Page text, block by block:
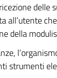
all’utente
della
strumenti